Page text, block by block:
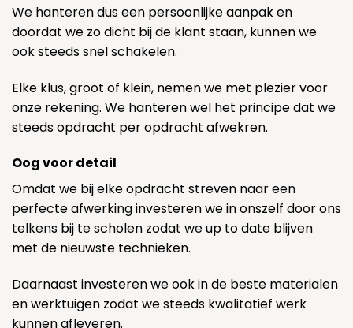
We hanteren dus een persoonlijke aanpak en
doordat we zo dicht bij de klant staan, kunnen we
ook steeds snel schakelen.
Elke klus, groot of klein, nemen we met plezier voor
onze rekening. We hanteren wel het principe dat we
steeds opdracht per opdracht afwekren.
Oog voor detail
Omdat we bij elke opdracht streven naar een
perfecte afwerking investeren we in onszelf door ons
telkens bij te scholen zodat we up to date blijven
met de nieuwste technieken.
Daarnaast investeren we ook in de beste materialen
en werktuigen zodat we steeds kwalitatief werk
kunnen afleveren.